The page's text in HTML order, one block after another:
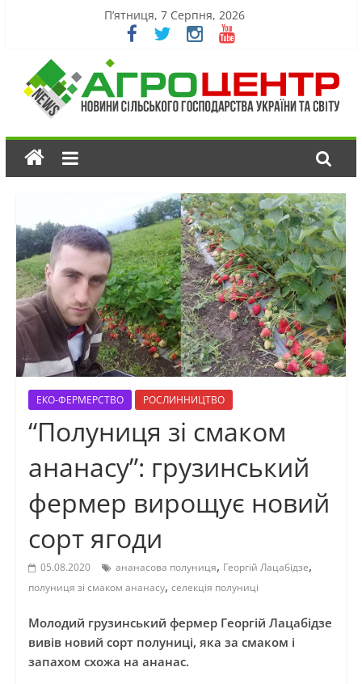
П’ятниця, 7 Серпня, 2026
ЕКО-ФЕРМЕРСТВО РОСЛИННИЦТВО
“Полуниця зі смаком
ананасу”: грузинський
фермер вирощує новий
сорт ягоди
05.08.2020 ананасова полуниця, Георгій Лацабідзе,
полуниця зі смаком ананасу, селекція полуниці
Молодий грузинський фермер Георгій Лацабідзе
вивів новий сорт полуниці, яка за смаком і
запахом схожа на ананас.